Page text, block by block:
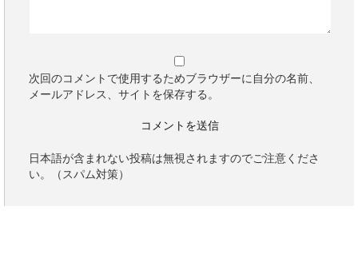
次回のコメントで使用するためブラウザーに自分の名前、
メールアドレス、サイトを保存する。
日本語が含まれない投稿は無視されますのでご注意くださ
い。（スパム対策）